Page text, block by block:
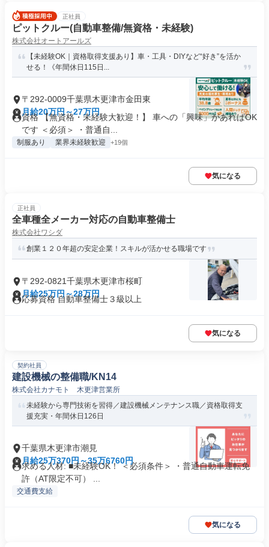
正社員
ピットクルー(自動車整備/無資格・未経験)
株式会社オートアールズ
【未経験OK｜資格取得支援あり】車・工具・DIYなど“好き”を活か
せる！《年間休日115日...
〒292-0009千葉県木更津市金田東
月給20万円～27万円
資格 【無資格・未経験大歓迎！】 車への「興味」があればOK
です ＜必須＞ ・普通自...
制服あり 業界未経験歓迎 +19個
気になる
正社員
全車種全メーカー対応の自動車整備士
株式会社ワシダ
創業１２０年超の安定企業！スキルが活かせる職場です
〒292-0821千葉県木更津市桜町
月給25万円～28万円
応募資格 自動車整備士３級以上
気になる
契約社員
建設機械の整備職/KN14
株式会社カナモト 木更津営業所
未経験から専門技術を習得／建設機械メンテナンス職／資格取得支
援充実・年間休日126日
千葉県木更津市潮見
月給25万370円～35万6760円
求める人材: ■未経験OK！ ＜必須条件＞ ・普通自動車運転免
許（AT限定不可） ...
交通費支給
気になる